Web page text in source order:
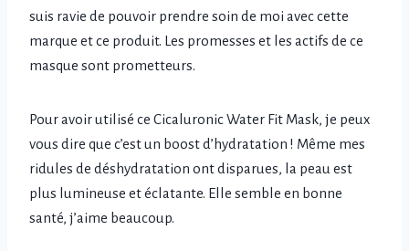
suis ravie de pouvoir prendre soin de moi avec cette
marque et ce produit. Les promesses et les actifs de ce
masque sont prometteurs.
Pour avoir utilisé ce Cicaluronic Water Fit Mask, je peux
vous dire que c’est un boost d’hydratation ! Même mes
ridules de déshydratation ont disparues, la peau est
plus lumineuse et éclatante. Elle semble en bonne
santé, j’aime beaucoup.